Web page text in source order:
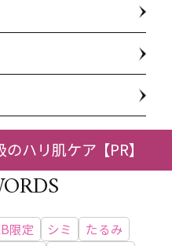
限定 シミ
たるみ
のハリ肌ケア【PR】